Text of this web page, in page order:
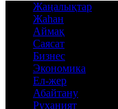
Жаңалықтар
Жаһан
Аймақ
Саясат
Бизнес
Экономика
Ел-жер
Абайтану
Руханият